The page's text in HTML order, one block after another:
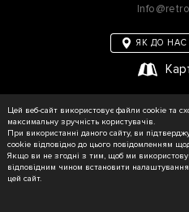
ЯК ДО НАС
© RETROVILLE, 2026
Цей веб-сайт використовує файли cookie та
максимальну зручність користувачів.
При використанні даного сайту, ви
cookie відповідно до цього повідомленням
Якщо ви не згодні з тим, щоб ми
відповідним чином встановити
цей сайт.